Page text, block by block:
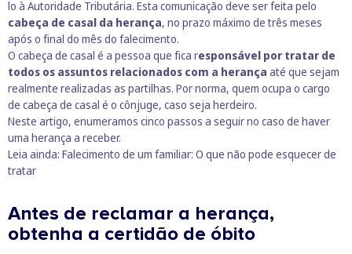
lo à Autoridade Tributária. Esta comunicação deve ser feita pelo
cabeça de casal da herança, no prazo máximo de três meses
após o final do mês do falecimento.
O cabeça de casal é a pessoa que fica responsável por tratar de
todos os assuntos relacionados com a herança até que sejam
realmente realizadas as partilhas. Por norma, quem ocupa o cargo
de cabeça de casal é o cônjuge, caso seja herdeiro.
Neste artigo, enumeramos cinco passos a seguir no caso de haver
uma herança a receber.
Leia ainda: Falecimento de um familiar: O que não pode esquecer de
tratar
Antes de reclamar a herança,
obtenha a certidão de óbito